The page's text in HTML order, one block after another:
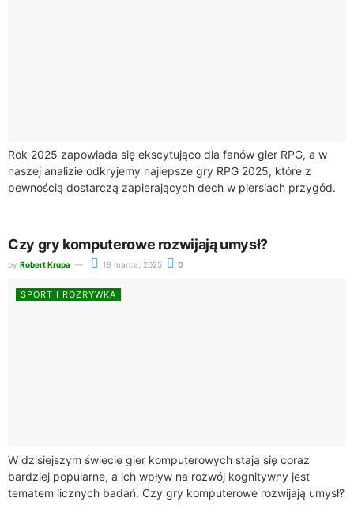
Rok 2025 zapowiada się ekscytująco dla fanów gier RPG, a w
naszej analizie odkryjemy najlepsze gry RPG 2025, które z
pewnością dostarczą zapierających dech w piersiach przygód.
Czy gry komputerowe rozwijają umysł?
by Robert Krupa 19 marca, 2025 0
SPORT I ROZRYWKA
W dzisiejszym świecie gier komputerowych stają się coraz
bardziej popularne, a ich wpływ na rozwój kognitywny jest
tematem licznych badań. Czy gry komputerowe rozwijają umysł?